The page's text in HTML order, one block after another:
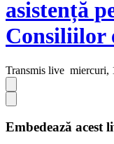
asistență
Consiliilor
Transmis live miercuri,
Embedează acest